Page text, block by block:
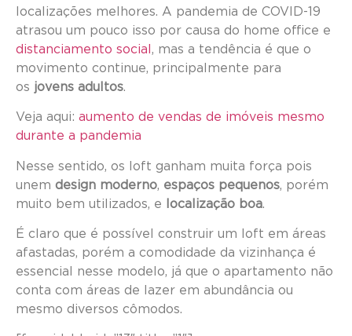
localizações melhores. A pandemia de COVID-19
atrasou um pouco isso por causa do home office e
distanciamento social , mas a tendência é que o
movimento continue, principalmente para
os jovens adultos.
Veja aqui: aumento de vendas de imóveis mesmo
durante a pandemia
Nesse sentido, os loft ganham muita força pois
unem design moderno, espaços pequenos, porém
muito bem utilizados, e
localização boa.
É claro que é possível construir um loft em áreas
afastadas, porém a comodidade da vizinhança é
essencial nesse modelo, já que o apartamento não
conta com áreas de lazer em abundância ou
mesmo diversos cômodos.